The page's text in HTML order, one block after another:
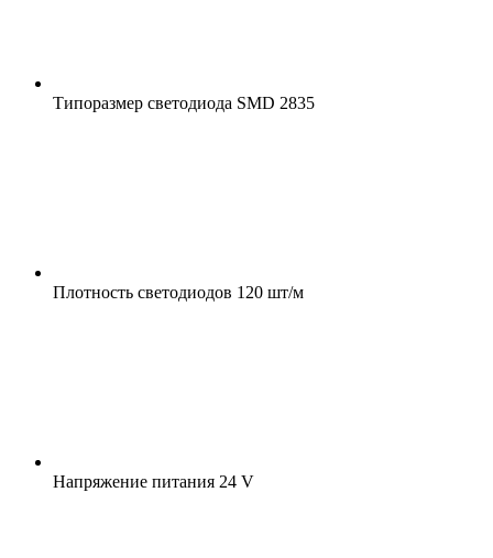
Типоразмер светодиода SMD 2835
Плотность светодиодов 120 шт/м
Напряжение питания 24 V